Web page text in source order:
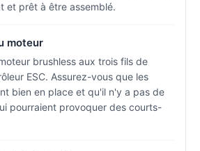
et prêt à être assemblé.
moteur
brushless aux trois fils de
ESC. Assurez-vous que les
bien en place et qu'il n'y a pas de
pourraient provoquer des courts-